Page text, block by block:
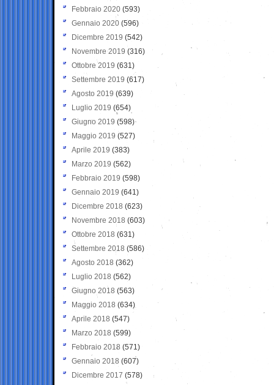
Febbraio 2020 (593)
Gennaio 2020 (596)
Dicembre 2019 (542)
Novembre 2019 (316)
Ottobre 2019 (631)
Settembre 2019 (617)
Agosto 2019 (639)
Luglio 2019 (654)
Giugno 2019 (598)
Maggio 2019 (527)
Aprile 2019 (383)
Marzo 2019 (562)
Febbraio 2019 (598)
Gennaio 2019 (641)
Dicembre 2018 (623)
Novembre 2018 (603)
Ottobre 2018 (631)
Settembre 2018 (586)
Agosto 2018 (362)
Luglio 2018 (562)
Giugno 2018 (563)
Maggio 2018 (634)
Aprile 2018 (547)
Marzo 2018 (599)
Febbraio 2018 (571)
Gennaio 2018 (607)
Dicembre 2017 (578)